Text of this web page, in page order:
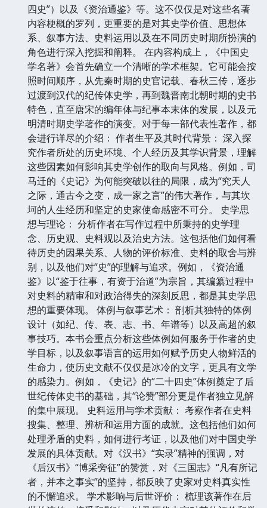
四史”）以及《资治通鉴》等。这不仅仅是对这些名著
内容梗概的罗列，更重要的是对其史学价值、思想体
系、叙事方法、史料运用以及在不同历史时期所扮演的
角色进行深入挖掘和阐释。 在内容构成上，《中国史
学名著》会首先确立一个清晰的学术框架。它可能会按
照时间顺序，从先秦时期的史官记载、春秋三传，逐步
过渡到汉代的纪传体史学，再到魏晋南北朝时期的史书
特色，直至唐宋的编年体与纪事本末体的发展，以及元
明清时期史学著作的演变。对于每一部代表性著作，都
会进行详尽的介绍： 作者生平及其时代背景： 深入探
究作者所处的历史环境、个人经历及其学识背景，理解
这些因素如何影响其史学创作的取向与风格。例如，司
马迁的《史记》为何能突破以往的局限，成为“究天人
之际，通古今之变，成一家之言”的伟大著作，与其坎
坷的人生经历和坚定的史家使命感密不可分。 史学思
想与理论： 分析作者在写作过程中所秉持的史学理
念、历史观、史料观以及治史方法。这包括他们如何看
待历史的因果关系、人物的评价标准、史料的取舍与辨
别，以及他们对“史”的理解与追求。例如，《资治通
鉴》以“鉴于往事，有资于治道”为宗旨，其编纂过程中
对史料的精审和对政治得失的深刻反思，都是其史学思
想的重要体现。 体例与叙事艺术： 剖析其独特的体例
设计（如纪、传、表、志、书、年谱等）以及高超的叙
事技巧。本书会重点分析这些体例如何服务于作者的史
学目标，以及叙事语言的运用如何赋予历史人物鲜活的
生命力，使历史文献不仅仅是冰冷的文字，更具有文学
的感染力。例如，《史记》的“二十四史”体例奠定了后
世纪传体史书的基础，其“论赞”部分更是作者独立见解
的集中展现。 史料运用与学术贡献： 考察作者在史料
搜集、整理、辨析和运用方面的成就。这包括他们如何
处理矛盾的史料，如何进行考证，以及他们对中国史学
发展的具体贡献。对《汉书》“实录”精神的强调，对
《后汉书》“博采旁征”的赞赏，对《三国志》“凡有所记
者，并本之事实”的坚持，都反映了史家对史料真实性
的不懈追求。 学术影响与后世评价： 梳理该著作在后